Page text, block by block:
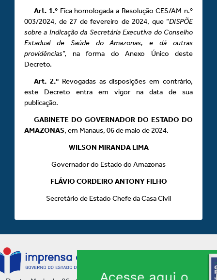
Art. 1.º Fica homologada a Resolução CES/AM n.º
003/2024, de 27 de fevereiro de 2024, que “DISPÕE
sobre a Indicação da Secretária Executiva do Conselho
Estadual de Saúde do Amazonas, e dá outras
providências”, na forma do Anexo Único deste
Decreto.
Art. 2.º Revogadas as disposições em contrário,
este Decreto entra em vigor na data de sua
publicação.
GABINETE DO GOVERNADOR DO ESTADO DO
AMAZONAS, em Manaus, 06 de maio de 2024.
WILSON MIRANDA LIMA
Governador do Estado do Amazonas
FLÁVIO CORDEIRO ANTONY FILHO
Secretário de Estado Chefe da Casa Civil